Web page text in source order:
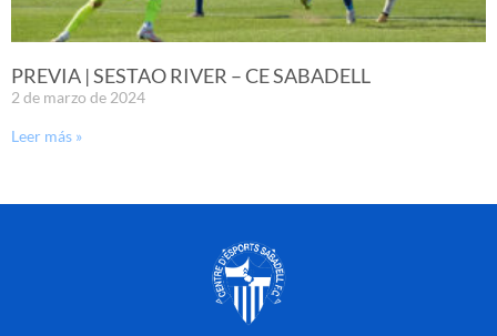
PREVIA | SESTAO RIVER – CE SABADELL
2 de marzo de 2024
Leer más »